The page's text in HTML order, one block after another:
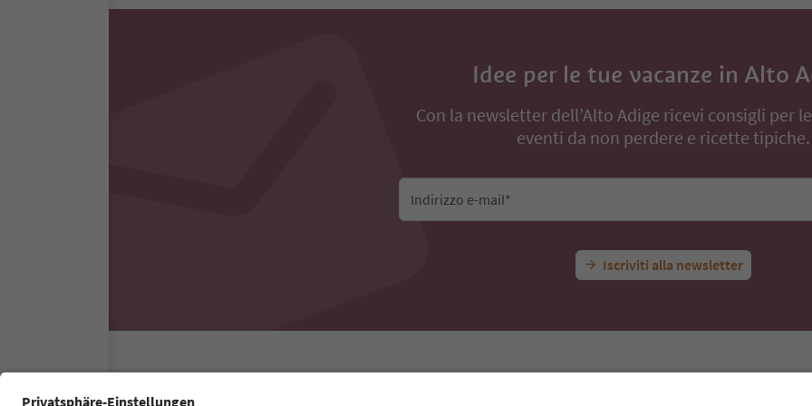
Idee per le tue vacanze in Alto
Con la newsletter dell’Alto Adige ricevi consigli per
eventi da non perdere e ricette tipiche.
Indirizzo e-mail*
Iscriviti alla newsletter